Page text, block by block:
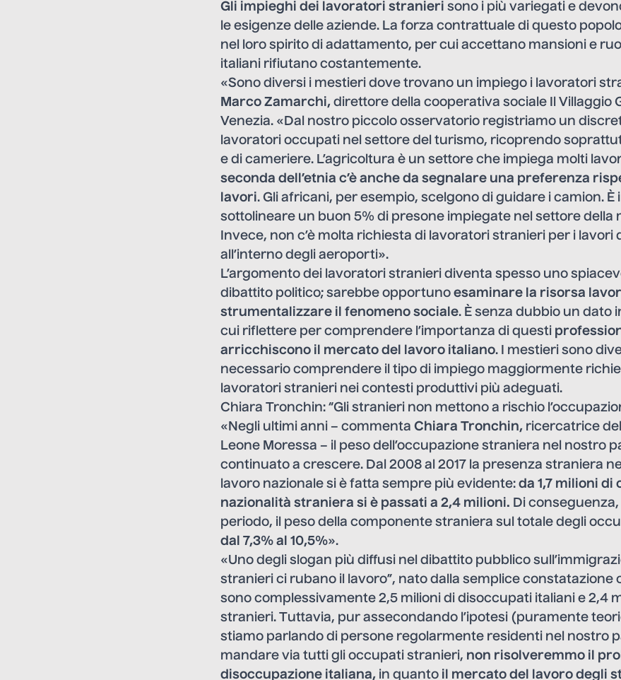
Gli impieghi dei lavoratori stranieri sono i più variegati e
le esigenze delle aziende. La forza contrattuale di questo
nel loro spirito di adattamento, per cui accettano mansioni e
italiani rifiutano costantemente.
«Sono diversi i mestieri dove trovano un impiego i lavoratori
Marco Zamarchi, direttore della cooperativa sociale Il Villaggio
Venezia. «Dal nostro piccolo osservatorio registriamo un
lavoratori occupati nel settore del turismo, ricoprendo
e di cameriere. L’agricoltura è un settore che impiega molti
seconda dell’etnia c’è anche da segnalare una preferenza
lavori. Gli africani, per esempio, scelgono di guidare i camion.
sottolineare un buon 5% di presone impiegate nel settore della
Invece, non c’è molta richiesta di lavoratori stranieri per i lavori
all’interno degli aeroporti».
L’argomento dei lavoratori stranieri diventa spesso uno
dibattito politico; sarebbe opportuno esaminare la risorsa
strumentalizzare il fenomeno sociale. È senza dubbio un dato
cui riflettere per comprendere l’importanza di questi
arricchiscono il mercato del lavoro italiano. I mestieri sono
necessario comprendere il tipo di impiego maggiormente
lavoratori stranieri nei contesti produttivi più adeguati.
Chiara Tronchin: “Gli stranieri non mettono a rischio
«Negli ultimi anni – commenta Chiara Tronchin, ricercatrice
Leone Moressa – il peso dell’occupazione straniera nel nostro
continuato a crescere. Dal 2008 al 2017 la presenza straniera
lavoro nazionale si è fatta sempre più evidente: da 1,7 milioni di
nazionalità straniera si è passati a 2,4 milioni. Di
periodo, il peso della componente straniera sul totale degli
dal 7,3% al 10,5%».
«Uno degli slogan più diffusi nel dibattito pubblico
stranieri ci rubano il lavoro”, nato dalla semplice constatazione
sono complessivamente 2,5 milioni di disoccupati italiani e 2,4
stranieri. Tuttavia, pur assecondando l’ipotesi (puramente
stiamo parlando di persone regolarmente residenti nel nostro
mandare via tutti gli occupati stranieri, non risolveremmo il
disoccupazione italiana, in quanto il mercato del lavoro degli